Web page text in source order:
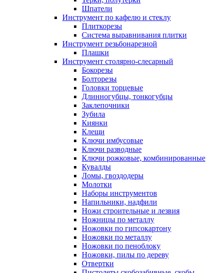
Шпатели
Инструмент по кафелю и стеклу
Плиткорезы
Система выравнивания плитки
Инструмент резьбонарезной
Плашки
Инструмент столярно-слесарный
Бокорезы
Болторезы
Головки торцевые
Длинногубцы, тонкогубцы
Заклепочники
Зубила
Киянки
Клещи
Ключи имбусовые
Ключи разводные
Ключи рожковые, комбинированные
Кувалды
Ломы, гвоздодеры
Молотки
Наборы инструментов
Напильники, надфили
Ножи строительные и лезвия
Ножницы по металлу
Ножовки по гипсокартону
Ножовки по металлу
Ножовки по пеноблоку
Ножовки, пилы по дереву
Отвертки